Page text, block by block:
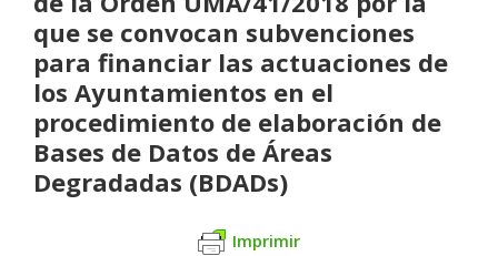
que se convocan subvenciones
para financiar las actuaciones de
los Ayuntamientos en el
procedimiento de elaboración de
Bases de Datos de Áreas
Degradadas (BDADs)
Imprimir